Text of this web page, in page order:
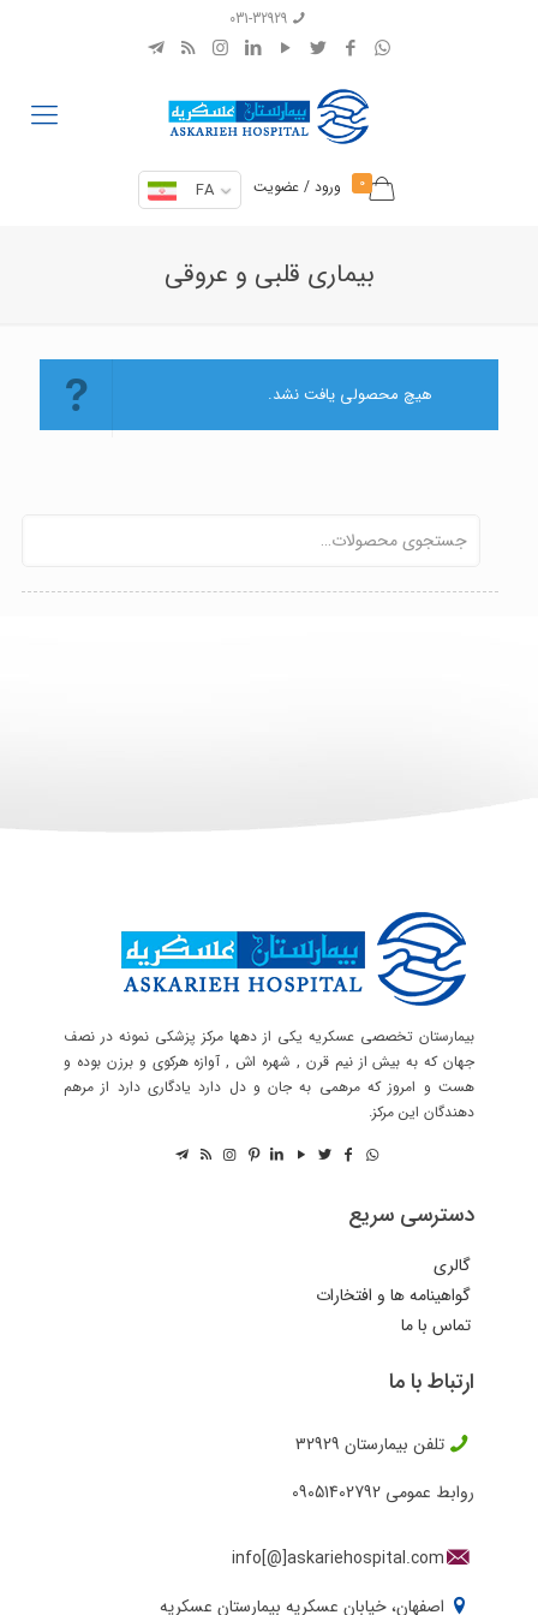
031-32929
0 ورود / عضویت FA
بیماری قلبی و عروقی
هیچ محصولی یافت نشد.
بیمارستان تخصصی عسکریه یکی از دهها مرکز پزشکی نمونه در نصف
جهان که به بیش از نیم قرن , شهره اش , آوازه هرکوی و برزن بوده و
هست و امروز که مرهمی به جان و دل دارد یادگاری دارد از مرهم
دهندگان این مرکز.
دسترسی سریع
گالری
گواهینامه ها و افتخارات
تماس با ما
ارتباط با ما
تلفن بیمارستان 32929
روابط عمومی 09051402792
info[@]askariehospital.com
اصفهان، خیابان عسکریه بیمارستان عسکریه